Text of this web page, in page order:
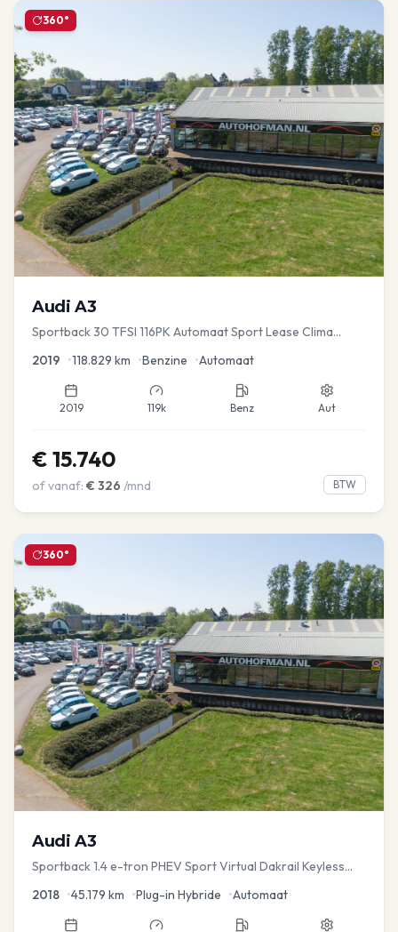
360°
Audi A3
Sportback 30 TFSI 116PK Automaat Sport Lease Clima
2019 •118.829 km •Benzine •Automaat
2019 119k Benz Aut
€ 15.740
of vanaf: € 326 /mnd BTW
360°
Audi A3
Sportback 1.4 e-tron PHEV Sport Virtual Dakrail Keyless
2018 •45.179 km •Plug-in Hybride •Automaat